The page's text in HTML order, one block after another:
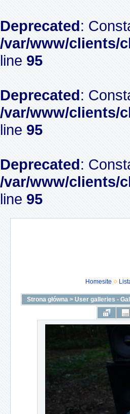
Deprecated:
/var/www/clients/
line 95
Deprecated:
/var/www/clients/
line 95
Deprecated:
/var/www/clients/
line 95
Homesite
Strona główna > User galleries -